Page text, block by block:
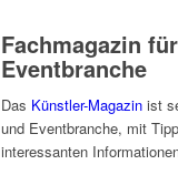
Fachmagazin
Eventbranche
Das Künstler-Magazin ist
und Eventbranche, mit
interessanten